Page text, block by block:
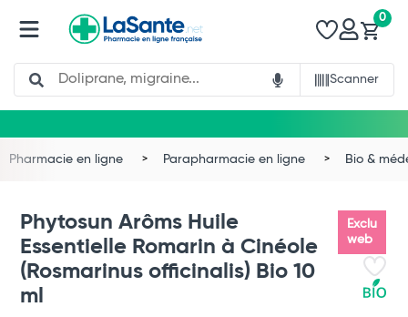
Search
Scanner
0
Pharmacie en ligne Parapharmacie en ligne Bio &
Exclu
web
Phytosun Arôms Huile
Essentielle Romarin à Cinéole
(Rosmarinus officinalis) Bio 10
ml